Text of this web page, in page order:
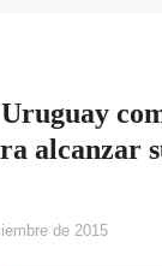
alcanzar
de 2015